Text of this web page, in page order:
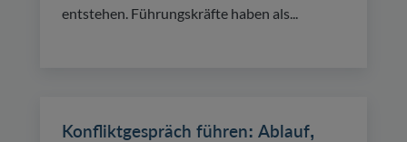
entstehen. Führungskräfte haben als...
Konfliktgespräch führen: Ablauf,